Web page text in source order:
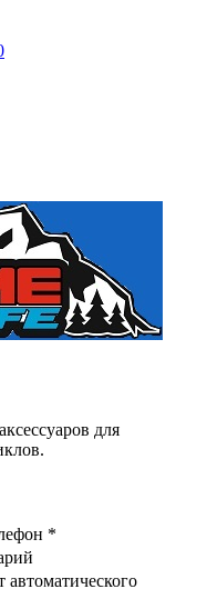
для
*
автоматического